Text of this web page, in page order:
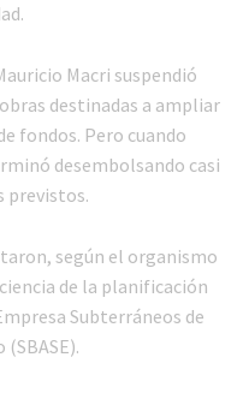
Macri suspendió
destinadas a ampliar
fondos. Pero cuando
desembolsando casi
previstos.
según el organismo
de la planificación
Subterráneos de